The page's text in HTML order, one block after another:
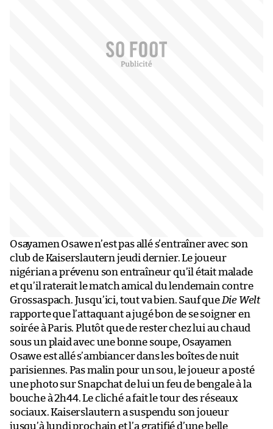
Osayamen Osawe n’est pas allé s’entraîner avec son
club de Kaiserslautern jeudi dernier. Le joueur
nigérian a prévenu son entraîneur qu’il était malade
et qu’il raterait le match amical du lendemain contre
Grossaspach. Jusqu’ici, tout va bien. Sauf que Die Welt
rapporte que l’attaquant a jugé bon de se soigner en
soirée à Paris. Plutôt que de rester chez lui au chaud
sous un plaid avec une bonne soupe, Osayamen
Osawe est allé s’ambiancer dans les boîtes de nuit
parisiennes. Pas malin pour un sou, le joueur a posté
une photo sur Snapchat de lui un feu de bengale à la
bouche à 2h44. Le cliché a fait le tour des réseaux
sociaux. Kaiserslautern a suspendu son joueur
jusqu’à lundi prochain et l’a gratifié d’une belle